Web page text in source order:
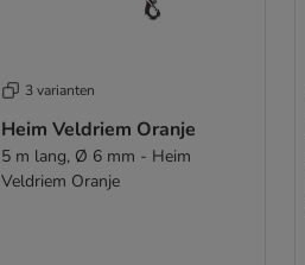
3 varianten
Heim Veldriem Oranje
5 m lang, Ø 6 mm - Heim
Veldriem Oranje